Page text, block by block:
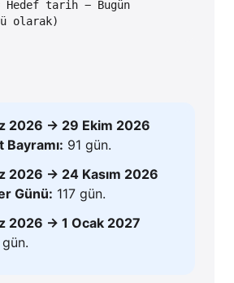
Hedef tarih − Bugün
olarak)
2026 → 29 Ekim 2026
91 gün.
2026 → 24 Kasım 2026
Günü: 117 gün.
2026 → 1 Ocak 2027